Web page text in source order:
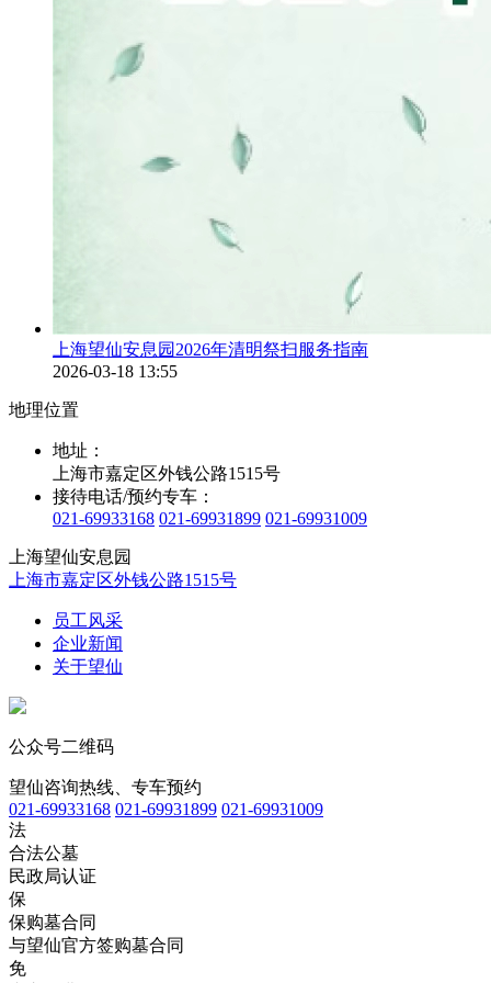
上海望仙安息园2026年清明祭扫服务指南
2026-03-18 13:55
地理位置
地址：
上海市嘉定区外钱公路1515号
接待电话/预约专车：
021-69933168 021-69931899 021-69931009
上海望仙安息园
上海市嘉定区外钱公路1515号
员工风采
企业新闻
关于望仙
公众号二维码
望仙咨询热线、专车预约
021-69933168 021-69931899 021-69931009
法
合法公墓
民政局认证
保
保购墓合同
与望仙官方签购墓合同
免